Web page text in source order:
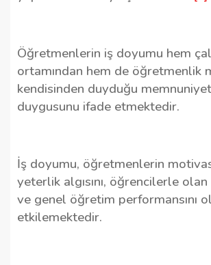
Öğretmenlerin iş doyumu hem
ortamından hem de öğretmenlik
kendisinden duyduğu
duygusunu ifade etmektedir.
İş doyumu, öğretmenlerin
yeterlik algısını, öğrencilerle
ve genel öğretim performansını
etkilemektedir.